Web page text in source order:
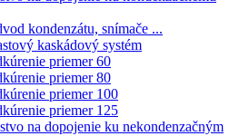
kondenzátu, snímače ...
kaskádový systém
priemer 60
priemer 80
priemer 100
priemer 125
na dopojenie ku nekondenzačným